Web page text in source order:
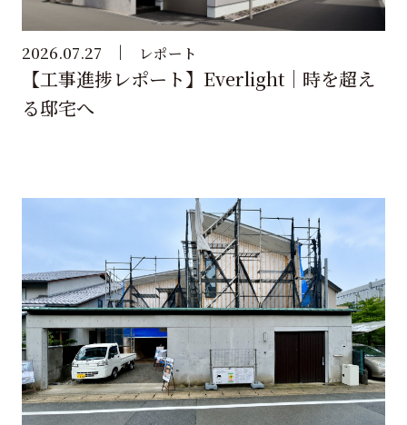
2026.07.27 レポート
【工事進捗レポート】Everlight｜時を超え
る邸宅へ